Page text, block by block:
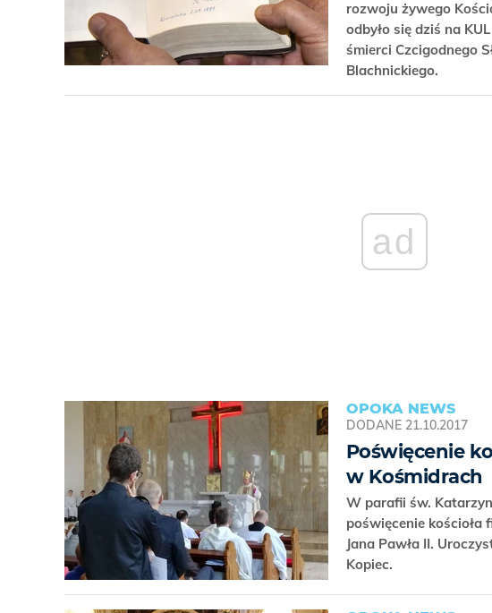
rozwoju żywego
odbyło się dziś na
śmierci Czcigodnego
Blachnickiego.
ad
OPOKA NEWS
DODANE 21.10.2017
Poświęcenie
w Kośmidrach
W parafii św.
poświęcenie kościoła
Jana Pawła II.
Kopiec.